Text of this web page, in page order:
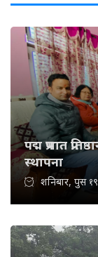
पद्म प्रभात
स्थापना
शनिबार, पुस